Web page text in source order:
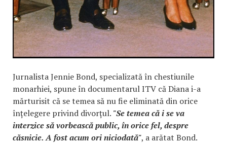
Jurnalista Jennie Bond, specializată în chestiunile
monarhiei, spune în documentarul ITV că Diana i-a
mărturisit că se temea să nu fie eliminată din orice
înțelegere privind divorțul. "Se temea că i se va
interzice să vorbească public, în orice fel, despre
căsnicie. A fost acum ori niciodată", a arătat Bond.